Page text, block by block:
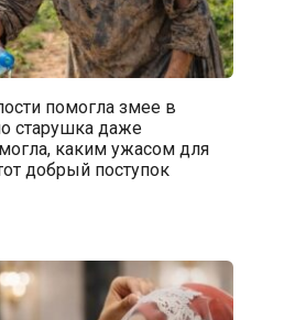
помогла змее в
старушка даже
каким ужасом для
добрый поступок